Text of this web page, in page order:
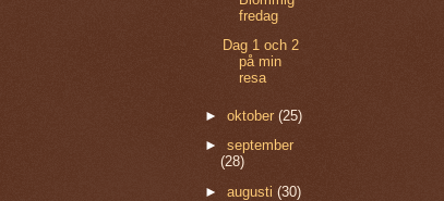
fredag
Dag 1 och 2
på min
resa
►oktober(25)
►september
(28)
►augusti(30)